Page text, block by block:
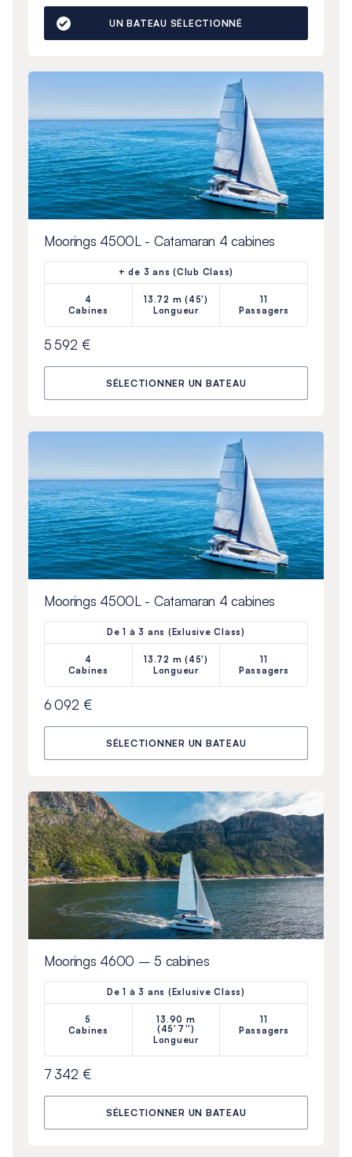
UN BATEAU SÉLECTIONNÉ
Moorings 4500L - Catamaran 4 cabines
+ de 3 ans (Club Class)
4
Cabines
13.72 m (45')
Longueur
11
Passagers
5 592 €
SÉLECTIONNER UN BATEAU
Moorings 4500L - Catamaran 4 cabines
De 1 à 3 ans (Exlusive Class)
4
Cabines
13.72 m (45')
Longueur
11
Passagers
6 092 €
SÉLECTIONNER UN BATEAU
Moorings 4600 – 5 cabines
De 1 à 3 ans (Exlusive Class)
5
Cabines
13.90 m
(45'7'')
Longueur
11
Passagers
7 342 €
SÉLECTIONNER UN BATEAU